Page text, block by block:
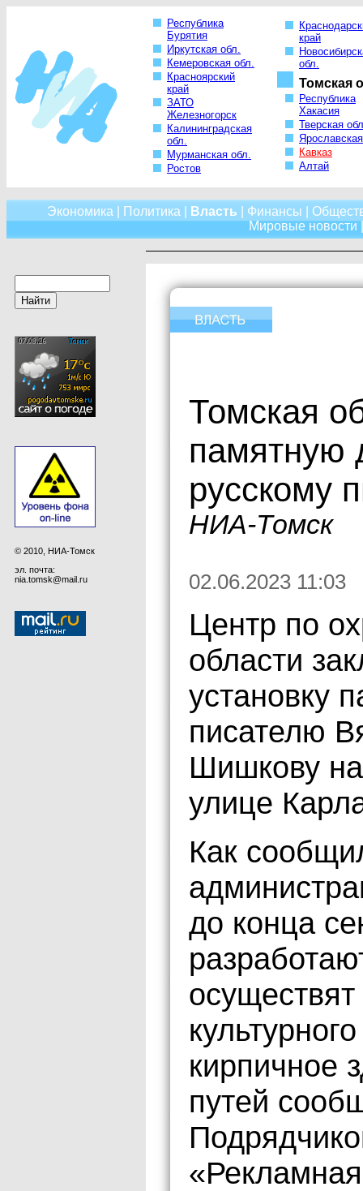
Республика
Бурятия
Иркутская обл.
Кемеровская обл.
Красноярский
край
ЗАТО
Железногорск
Калининградская
обл.
Мурманская обл.
Ростов
край
обл.
Томская
Республика
Хакасия
Тверская
Кавказ
Алтай
Экономика Политика Власть Финансы
Мировые новости
© 2010, НИА-Томск
эл. почта:
nia.tomsk@mail.ru
Томская
памятную
русскому
НИА-Томск
02.06.2023 11:03
Центр по
области
установку
писателю
Шишкову
улице
Как
до конца
кирпичное
путей